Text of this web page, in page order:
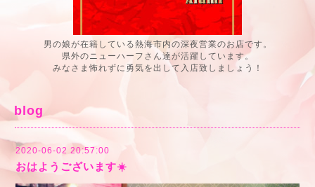
男の娘が在籍している熱海市内の深夜営業のお店です。
県外のニューハーフさん達が活躍しています。
みなさま怖れずに勇気を出して入店致しましょう！
blog
2020-06-02 20:57:00
おはようございます☀️